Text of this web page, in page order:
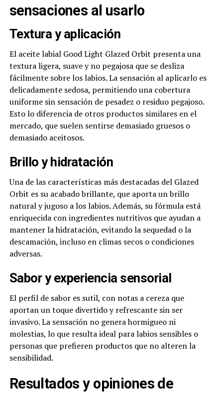
sensaciones al usarlo
Textura y aplicación
El aceite labial Good Light Glazed Orbit presenta una
textura ligera, suave y no pegajosa que se desliza
fácilmente sobre los labios. La sensación al aplicarlo es
delicadamente sedosa, permitiendo una cobertura
uniforme sin sensación de pesadez o residuo pegajoso.
Esto lo diferencia de otros productos similares en el
mercado, que suelen sentirse demasiado gruesos o
demasiado aceitosos.
Brillo y hidratación
Una de las características más destacadas del Glazed
Orbit es su acabado brillante, que aporta un brillo
natural y jugoso a los labios. Además, su fórmula está
enriquecida con ingredientes nutritivos que ayudan a
mantener la hidratación, evitando la sequedad o la
descamación, incluso en climas secos o condiciones
adversas.
Sabor y experiencia sensorial
El perfil de sabor es sutil, con notas a cereza que
aportan un toque divertido y refrescante sin ser
invasivo. La sensación no genera hormigueo ni
molestias, lo que resulta ideal para labios sensibles o
personas que prefieren productos que no alteren la
sensibilidad.
Resultados y opiniones de